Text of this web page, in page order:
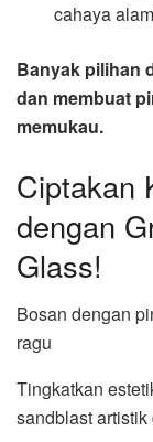
cahaya
Banyak pilihan
dan membuat
memukau.
Ciptakan
dengan
Glass!
Bosan dengan
ragu
Tingkatkan
sandblast